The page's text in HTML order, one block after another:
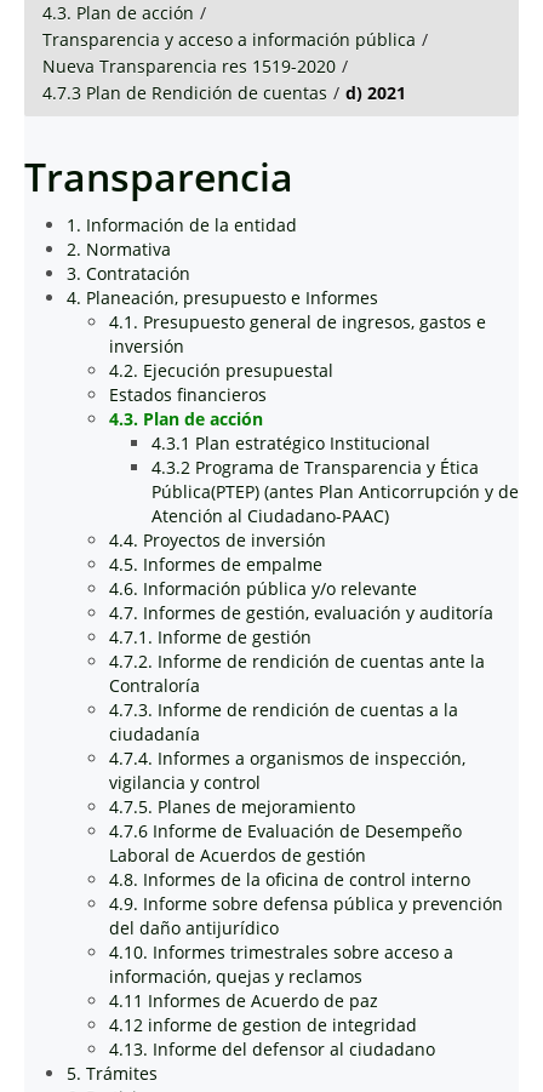
4.3. Plan de acción /
Transparencia y acceso a información pública /
Nueva Transparencia res 1519-2020 /
4.7.3 Plan de Rendición de cuentas / d) 2021
Transparencia
1. Información de la entidad
2. Normativa
3. Contratación
4. Planeación, presupuesto e Informes
4.1. Presupuesto general de ingresos, gastos e
inversión
4.2. Ejecución presupuestal
Estados financieros
4.3. Plan de acción
4.3.1 Plan estratégico Institucional
4.3.2 Programa de Transparencia y Ética
Pública(PTEP) (antes Plan Anticorrupción y de
Atención al Ciudadano-PAAC)
4.4. Proyectos de inversión
4.5. Informes de empalme
4.6. Información pública y/o relevante
4.7. Informes de gestión, evaluación y auditoría
4.7.1. Informe de gestión
4.7.2. Informe de rendición de cuentas ante la
Contraloría
4.7.3. Informe de rendición de cuentas a la
ciudadanía
4.7.4. Informes a organismos de inspección,
vigilancia y control
4.7.5. Planes de mejoramiento
4.7.6 Informe de Evaluación de Desempeño
Laboral de Acuerdos de gestión
4.8. Informes de la oficina de control interno
4.9. Informe sobre defensa pública y prevención
del daño antijurídico
4.10. Informes trimestrales sobre acceso a
información, quejas y reclamos
4.11 Informes de Acuerdo de paz
4.12 informe de gestion de integridad
4.13. Informe del defensor al ciudadano
5. Trámites